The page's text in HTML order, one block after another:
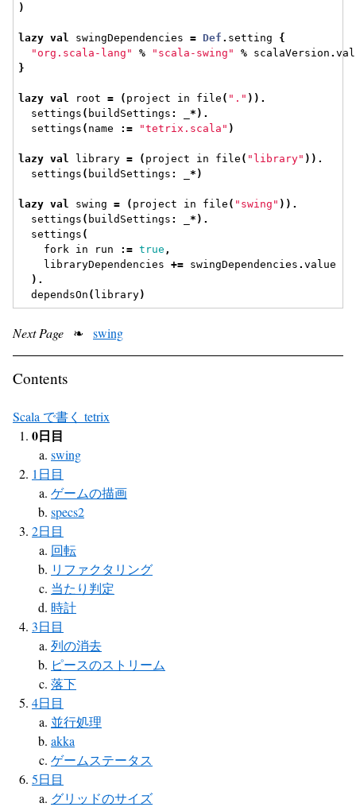
)
lazy val swingDependencies = Def . setting {
"org.scala-lang"
% "scala-swing" % scalaVersion .
}
lazy val root = ( project in file ( "." )).
settings ( buildSettings :
*).
settings ( name := "tetrix.scala" )
lazy val library = ( project in file ( "library" )).
settings ( buildSettings : *)
lazy val swing = ( project in file ( "swing" )).
settings ( buildSettings :
*).
settings (
fork in run
:= true ,
libraryDependencies += swingDependencies .value
).
dependsOn ( library)
Next Page ❧ swing
Contents
Scala で書く tetrix
0日目
swing
1日目
ゲームの描画
specs2
2日目
回転
リファクタリング
当たり判定
時計
3日目
列の消去
ピースのストリーム
落下
4日目
並行処理
akka
ゲームステータス
5日目
グリッドのサイズ